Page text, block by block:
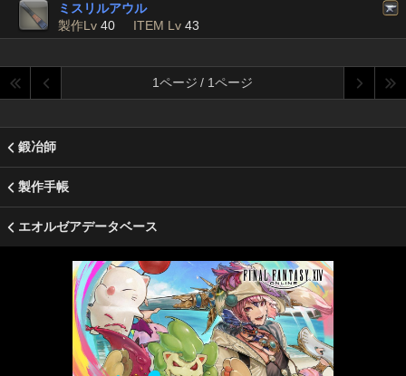
ミスリルアウル
製作Lv 40 ITEM Lv 43
1ページ / 1ページ
鍛冶師
製作手帳
エオルゼアデータベース